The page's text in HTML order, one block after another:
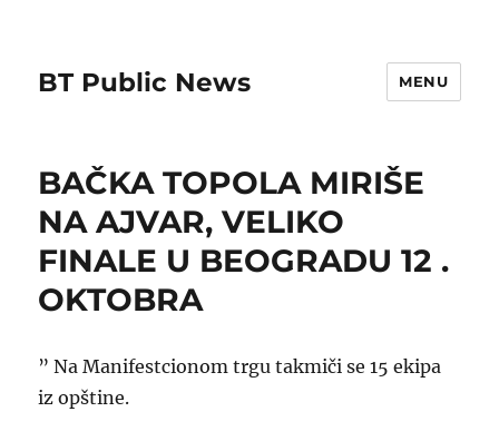
BT Public News MENU
BAČKA TOPOLA MIRIŠE
NA AJVAR, VELIKO
FINALE U BEOGRADU 12 .
OKTOBRA
” Na Manifestcionom trgu takmiči se 15 ekipa
iz opštine.